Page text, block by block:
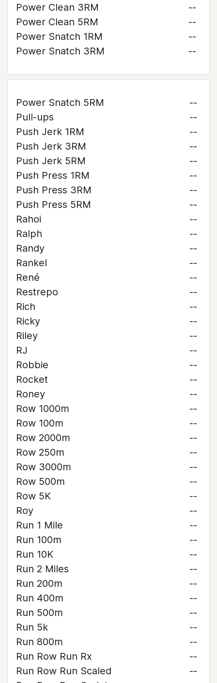
Power Clean 3RM
--
Power Clean 5RM
--
Power Snatch 1RM
--
Power Snatch 3RM
--
Power Snatch 5RM
--
Pull-ups
--
Push Jerk 1RM
--
Push Jerk 3RM
--
Push Jerk 5RM
--
Push Press 1RM
--
Push Press 3RM
--
Push Press 5RM
--
Rahoi
--
Ralph
--
Randy
--
Rankel
--
René
--
Restrepo
--
Rich
--
Ricky
--
Riley
--
RJ
--
Robbie
--
Rocket
--
Roney
--
Row 1000m
--
Row 100m
--
Row 2000m
--
Row 250m
--
Row 3000m
--
Row 500m
--
Row 5K
--
Roy
--
Run 1 Mile
--
Run 100m
--
Run 10K
--
Run 2 Miles
--
Run 200m
--
Run 400m
--
Run 500m
--
Run 5k
--
Run 800m
--
Run Row Run Rx
--
Run Row Run Scaled
--